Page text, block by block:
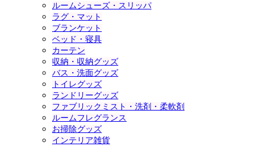
ルームシューズ・スリッパ
ラグ・マット
ブランケット
ベッド・寝具
カーテン
収納・収納グッズ
バス・洗面グッズ
トイレグッズ
ランドリーグッズ
ファブリックミスト・洗剤・柔軟剤
ルームフレグランス
お掃除グッズ
インテリア雑貨